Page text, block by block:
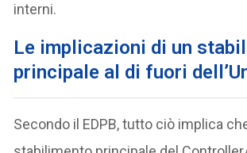
interni.
Le implicazioni di un
principale al di fuori
Secondo il EDPB, tutto ciò implica